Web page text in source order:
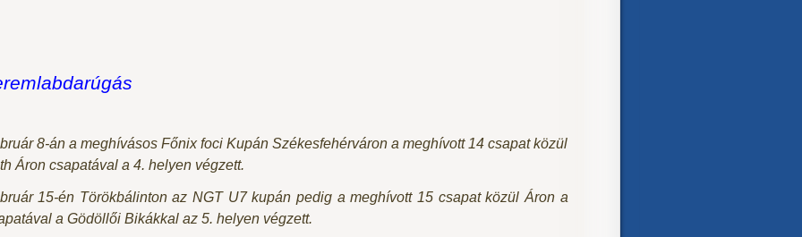
8-án a meghívásos Főnix foci Kupán Székesfehérváron a meghívott 14 csapat közül
Áron csapatával a 4. helyen végzett.
15-én Törökbálinton az NGT U7 kupán pedig a meghívott 15 csapat közül Áron a
a Gödöllői Bikákkal az 5. helyen végzett.